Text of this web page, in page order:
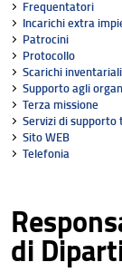
Frequentatori
Incarichi extra
Patrocini
Protocollo
Scarichi inventariali
Supporto agli
Terza missione
Servizi di supporto
Sito WEB
Telefonia
di